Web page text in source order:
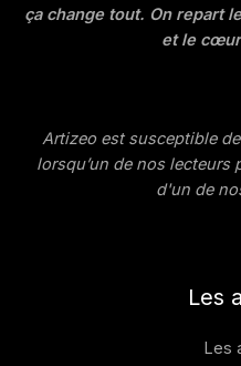
ça change tout. On repart
et le
Artizeo est susceptible
lorsqu’un de nos lecteurs
d'un de
Les
Les